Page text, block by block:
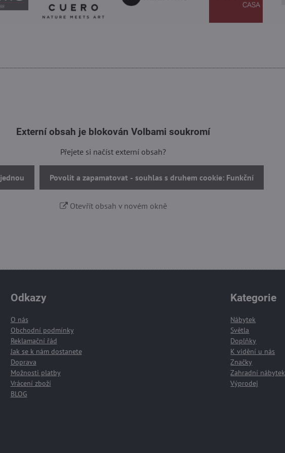
Externí obsah je blokován Volbami soukromí
Přejete si načíst externí obsah?
Povolit a zapamatovat - souhlas s druhem cookie: Funkční
Otevřít obsah v novém okně
Odkazy
O nás
Obchodní podmínky
Reklamační řád
Jak se k nám dostanete
Doprava
Možnosti platby
Vrácení zboží
BLOG
Kategorie
Nábytek
Světla
Doplňky
K vidění u nás
Značky
Zahradní nábytek
Výprodej